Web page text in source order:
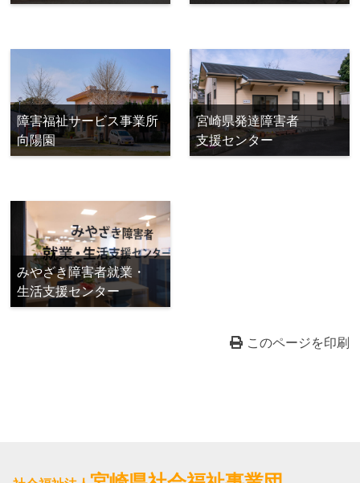
障害福祉サービス事業所
向陽園
宮崎県発達障害者
支援センター
みやざき障害者就業・
生活支援センター
このページを印刷